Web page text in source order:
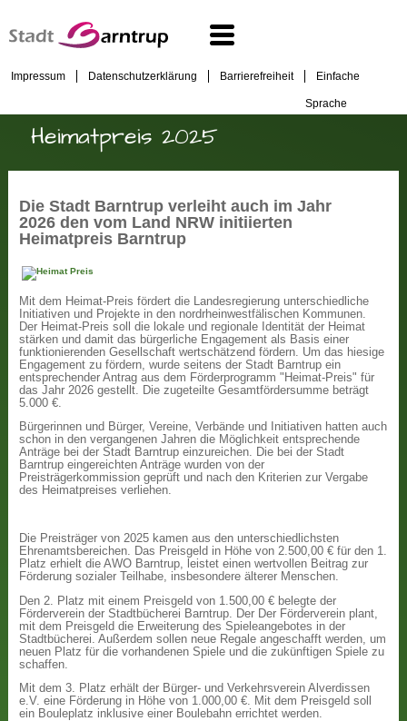
Impressum Datenschutzerklärung Barrierefreiheit Einfache
Sprache
Heimatpreis 2025
Die Stadt Barntrup verleiht auch im Jahr
2026 den vom Land NRW initiierten
Heimatpreis Barntrup
Mit dem Heimat-Preis fördert die Landesregierung unterschiedliche
Initiativen und Projekte in den nordrheinwestfälischen Kommunen.
Der Heimat-Preis soll die lokale und regionale Identität der Heimat
stärken und damit das bürgerliche Engagement als Basis einer
funktionierenden Gesellschaft wertschätzend fördern. Um das hiesige
Engagement zu fördern, wurde seitens der Stadt Barntrup ein
entsprechender Antrag aus dem Förderprogramm "Heimat-Preis" für
das Jahr 2026 gestellt. Die zugeteilte Gesamtfördersumme beträgt
5.000 €.
Bürgerinnen und Bürger, Vereine, Verbände und Initiativen hatten auch
schon in den vergangenen Jahren die Möglichkeit entsprechende
Anträge bei der Stadt Barntrup einzureichen. Die bei der Stadt
Barntrup eingereichten Anträge wurden von der
Preisträgerkommission geprüft und nach den Kriterien zur Vergabe
des Heimatpreises verliehen.
Die Preisträger von 2025 kamen aus den unterschiedlichsten
Ehrenamtsbereichen. Das Preisgeld in Höhe von 2.500,00 € für den 1.
Platz erhielt die AWO Barntrup, leistet einen wertvollen Beitrag zur
Förderung sozialer Teilhabe, insbesondere älterer Menschen.
Den 2. Platz mit einem Preisgeld von 1.500,00 € belegte der
Förderverein der Stadtbücherei Barntrup. Der Der Förderverein plant,
mit dem Preisgeld die Erweiterung des Spieleangebotes in der
Stadtbücherei. Außerdem sollen neue Regale angeschafft werden, um
neuen Platz für die vorhandenen Spiele und die zukünftigen Spiele zu
schaffen.
Mit dem 3. Platz erhält der Bürger- und Verkehrsverein Alverdissen
e.V. eine Förderung in Höhe von 1.000,00 €. Mit dem Preisgeld soll
ein Bouleplatz inklusive einer Boulebahn errichtet werden.